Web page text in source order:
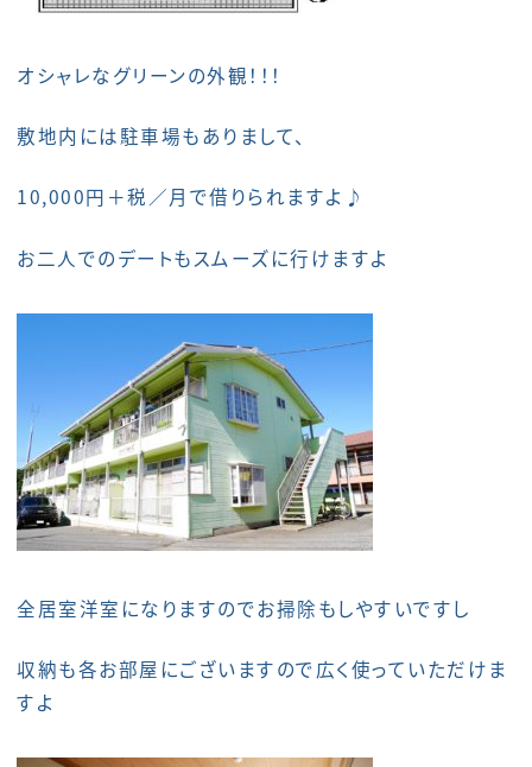
オシャレなグリーンの外観！！！
敷地内には駐車場もありまして、
10,000円＋税／月で借りられますよ♪
お二人でのデートもスムーズに行けますよ
全居室洋室になりますのでお掃除もしやすいですし
収納も各お部屋にございますので広く使っていただけま
すよ